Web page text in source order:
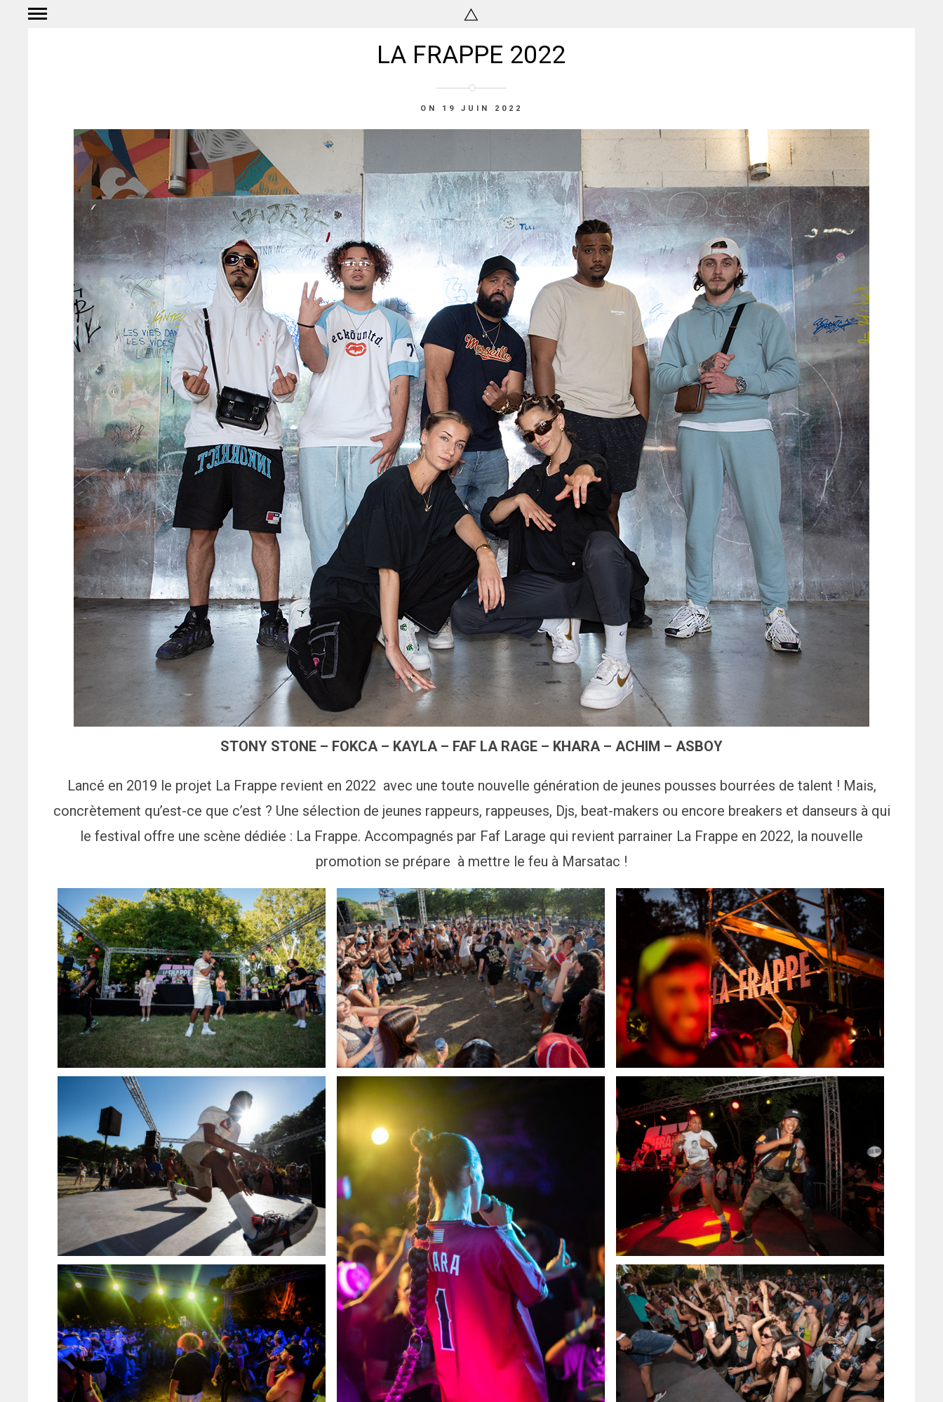
LA FRAPPE 2022
ON 19 JUIN 2022
STONY STONE – FOKCA – KAYLA – FAF LA RAGE – KHARA – ACHIM – ASBOY
Lancé en 2019 le projet La Frappe revient en 2022 avec une toute nouvelle génération de jeunes pousses bourrées de talent ! Mais,
concrètement qu’est-ce que c’est ? Une sélection de jeunes rappeurs, rappeuses, Djs, beat-makers ou encore breakers et danseurs à qui
le festival offre une scène dédiée : La Frappe. Accompagnés par Faf Larage qui revient parrainer La Frappe en 2022, la nouvelle
promotion se prépare à mettre le feu à Marsatac !